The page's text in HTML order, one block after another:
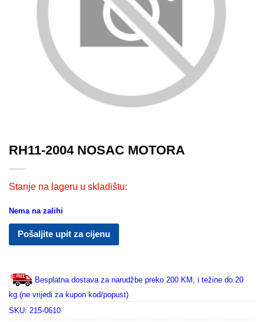
RH11-2004 NOSAC MOTORA
Stanje na lageru u skladištu:
Nema na zalihi
Pošaljite upit za cijenu
Besplatna dostava za narudžbe preko 200 KM, i težine do 20
kg.(ne vrijedi za kupon kod/popust)
SKU: 215-0610